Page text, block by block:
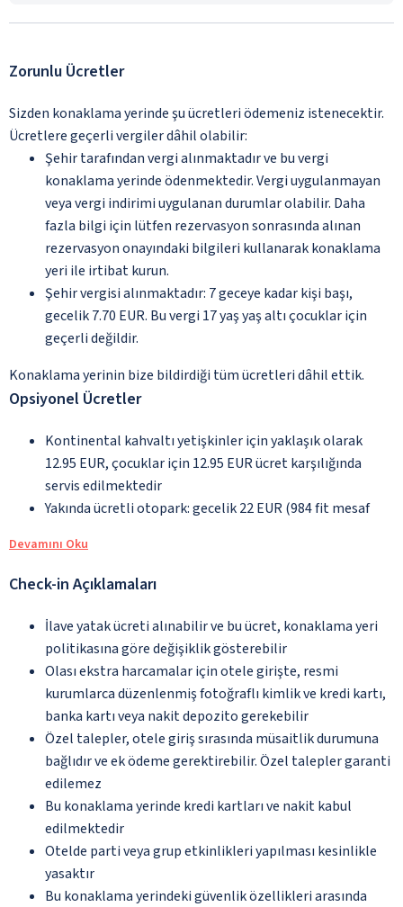
Zorunlu Ücretler
Sizden konaklama yerinde şu ücretleri ödemeniz istenecektir.
Ücretlere geçerli vergiler dâhil olabilir:
Şehir tarafından vergi alınmaktadır ve bu vergi
konaklama yerinde ödenmektedir. Vergi uygulanmayan
veya vergi indirimi uygulanan durumlar olabilir. Daha
fazla bilgi için lütfen rezervasyon sonrasında alınan
rezervasyon onayındaki bilgileri kullanarak konaklama
yeri ile irtibat kurun.
Şehir vergisi alınmaktadır: 7 geceye kadar kişi başı,
gecelik 7.70 EUR. Bu vergi 17 yaş yaş altı çocuklar için
geçerli değildir.
Konaklama yerinin bize bildirdiği tüm ücretleri dâhil ettik.
Opsiyonel Ücretler
Kontinental kahvaltı yetişkinler için yaklaşık olarak
12.95 EUR, çocuklar için 12.95 EUR ücret karşılığında
servis edilmektedir
Yakında ücretli otopark: gecelik 22 EUR (984 fit mesaf
Devamını Oku
Check-in Açıklamaları
İlave yatak ücreti alınabilir ve bu ücret, konaklama yeri
politikasına göre değişiklik gösterebilir
Olası ekstra harcamalar için otele girişte, resmi
kurumlarca düzenlenmiş fotoğraflı kimlik ve kredi kartı,
banka kartı veya nakit depozito gerekebilir
Özel talepler, otele giriş sırasında müsaitlik durumuna
bağlıdır ve ek ödeme gerektirebilir. Özel talepler garanti
edilemez
Bu konaklama yerinde kredi kartları ve nakit kabul
edilmektedir
Otelde parti veya grup etkinlikleri yapılması kesinlikle
yasaktır
Bu konaklama yerindeki güvenlik özellikleri arasında